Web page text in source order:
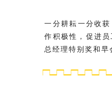
一分耕耘一分收
作积极性，促进
总经理特别奖和早